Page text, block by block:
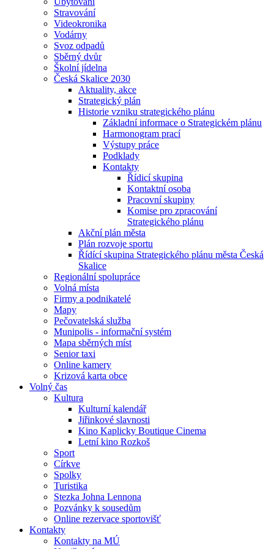
Stravování
Videokronika
Vodárny
Svoz odpadů
Sběrný dvůr
Školní jídelna
Česká Skalice 2030
Aktuality, akce
Strategický plán
Historie vzniku strategického plánu
Základní informace o Strategickém plánu
Harmonogram prací
Výstupy práce
Podklady
Kontakty
Řídicí skupina
Kontaktní osoba
Pracovní skupiny
Komise pro zpracování
Strategického plánu
Akční plán města
Plán rozvoje sportu
Řídící skupina Strategického plánu města Česká
Skalice
Regionální spolupráce
Volná místa
Firmy a podnikatelé
Mapy
Pečovatelská služba
Munipolis - informační systém
Mapa sběrných míst
Senior taxi
Online kamery
Krizová karta obce
Volný čas
Kultura
Kulturní kalendář
Jiřinkové slavnosti
Kino Kaplicky Boutique Cinema
Letní kino Rozkoš
Sport
Církve
Spolky
Turistika
Stezka Johna Lennona
Pozvánky k sousedům
Online rezervace sportovišť
Kontakty
Kontakty na MÚ